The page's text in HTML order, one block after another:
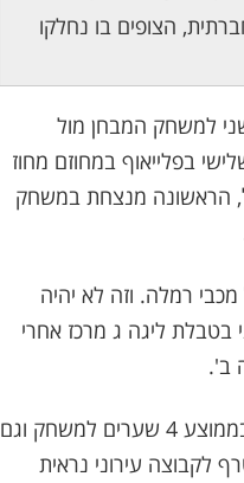
הצופים בו נחלקו
למשחק המבחן מול
בפלייאוף במחוזם מחוז
, הראשונה מנצחת במשחק
רמלה. וזה לא יהיה
ליגה ג מרכז אחרי
ב'.
עירוני בית שמש נמצאת בתקופה מצויינת, היא הכובשת הגדולה ביותר בליגה, בממוצע 4 שערים למשחק וגם
לקבוצה עירוני נראית